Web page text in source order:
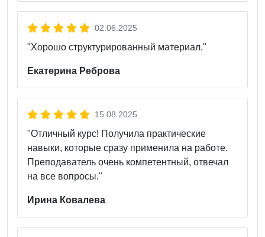
02.06.2025
"Хорошо структурированный материал."
Екатерина Реброва
15.08.2025
"Отличный курс! Получила практические
навыки, которые сразу применила на работе.
Преподаватель очень компетентный, отвечал
на все вопросы."
Ирина Ковалева